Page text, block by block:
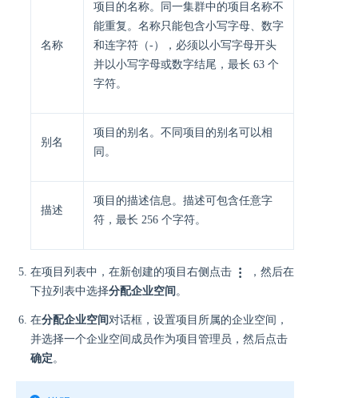
名称
项目的名称。同一集群中的项目名称不
能重复。名称只能包含小写字母、数字
和连字符（-），必须以小写字母开头
并以小写字母或数字结尾，最长 63 个
字符。
别名
项目的别名。不同项目的别名可以相
同。
描述
项目的描述信息。描述可包含任意字
符，最长 256 个字符。
在项目列表中，在新创建的项目右侧点击
，然后在
下拉列表中选择分配企业空间 。
在分配企业空间对话框，设置项目所属的企业空间，
并选择一个企业空间成员作为项目管理员，然后点击
确定。